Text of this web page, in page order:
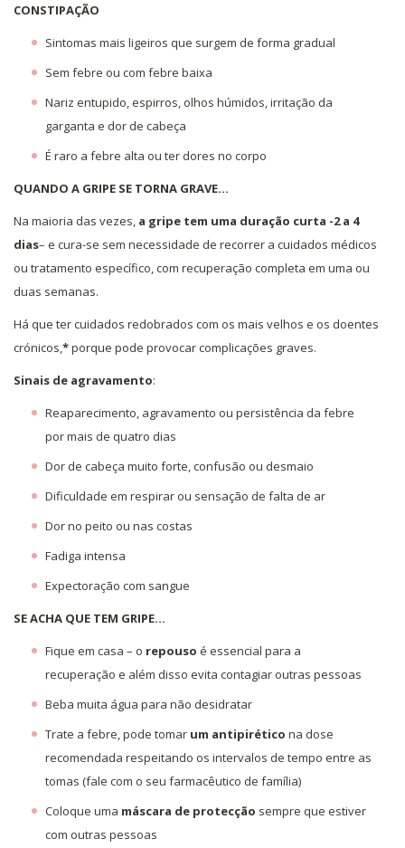
CONSTIPAÇÃO
Sintomas mais ligeiros que surgem de forma gradual
Sem febre ou com febre baixa
Nariz entupido, espirros, olhos húmidos, irritação da
garganta e dor de cabeça
É raro a febre alta ou ter dores no corpo
QUANDO A GRIPE SE TORNA GRAVE…
Na maioria das vezes, a gripe tem uma duração curta -2 a 4
dias– e cura-se sem necessidade de recorrer a cuidados médicos
ou tratamento específico, com recuperação completa em uma ou
duas semanas.
Há que ter cuidados redobrados com os mais velhos e os doentes
crónicos, *porque pode provocar complicações graves.
Sinais de agravamento:
Reaparecimento, agravamento ou persistência da febre
por mais de quatro dias
Dor de cabeça muito forte, confusão ou desmaio
Dificuldade em respirar ou sensação de falta de ar
Dor no peito ou nas costas
Fadiga intensa
Expectoração com sangue
SE ACHA QUE TEM GRIPE…
Fique em casa – o repouso é essencial para a
recuperação e além disso evita contagiar outras pessoas
Beba muita água para não desidratar
Trate a febre, pode tomar um antipirético na dose
recomendada respeitando os intervalos de tempo entre as
tomas (fale com o seu farmacêutico de família)
Coloque uma máscara de protecção sempre que estiver
com outras pessoas